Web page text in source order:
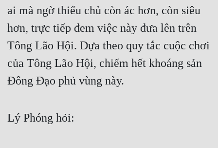
ai mà ngờ thiếu chủ còn ác hơn, còn siêu
hơn, trực tiếp đem việc này đưa lên trên
Tông Lão Hội. Dựa theo quy tắc cuộc chơi
của Tông Lão Hội, chiếm hết khoáng sản
Đông Đạo phủ vùng này.
Lý Phóng hỏi: